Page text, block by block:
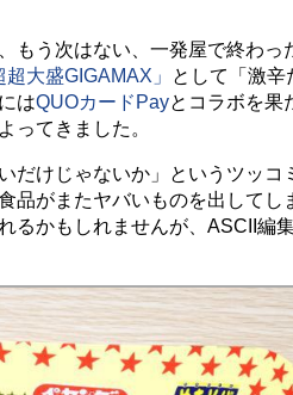
もう次はない、一発屋で終わ
大盛GIGAMAX」
として「激辛
はQUOカードPayとコラボを果
ってきました。
けじゃないか」というツッコ
品がまたヤバいものを出してし
るかもしれませんが、ASCII編